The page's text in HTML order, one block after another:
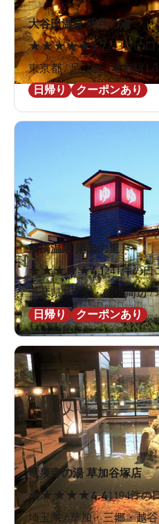
大谷田温泉 明神の湯
★★★★★3.7213件の口
東京都 / 足立区 / 亀有駅
日帰り
クーポンあり
船橋温泉 湯楽の里
★★★★★4.1241件の口
千葉県 / 千葉・船橋周辺 /
日帰り
クーポンあり
竜泉寺の湯 草加谷塚店
★★★★ ★4.41194件の
埼玉県 / 草加・三郷・越